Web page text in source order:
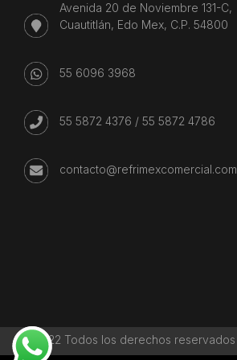
Avenida 20 de Noviembre 131-C,
Cuautitlán, Edo Mex, C.P. 54800
55 6096 3968
55 5872 4376 / 55 5872 4786
contacto@refrimexcomercial.com
©2022 Todos los derechos reservados